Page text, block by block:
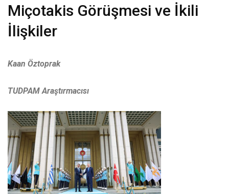
Miçotakis Görüşmesi ve İkili
İlişkiler
Kaan Öztoprak
TUDPAM Araştırmacısı